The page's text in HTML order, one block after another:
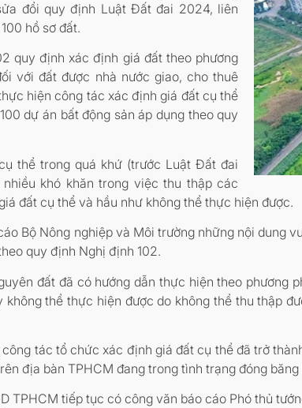
đổi quy định Luật Đất đai 2024, liên
hồ sơ đất.
quy định xác định giá đất theo phương
với đất được nhà nước giao, cho thuê
hiện công tác xác định giá đất cụ thể
dự án bất động sản áp dụng theo quy
thể trong quá khứ (trước Luật Đất đai
khó khăn trong việc thu thập các
đất cụ thể và hầu như không thể thực hiện được.
Bộ Nông nghiệp và Môi trường những nội dung
quy định Nghị định 102.
đất đã có hướng dẫn thực hiện theo
thể thực hiện được do không thể thu thập
tác tổ chức xác định giá đất cụ thể đã trở
địa bàn TPHCM đang trong tình trạng đóng
TPHCM tiếp tục có công văn báo cáo Phó thủ